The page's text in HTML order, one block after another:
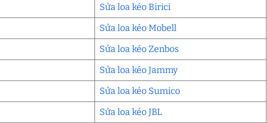
Sửa loa kéo Birici
Sửa loa kéo Mobell
Sửa loa kéo Zenbos
Sửa loa kéo Jammy
Sửa loa kéo Sumico
Sửa loa kéo JBL